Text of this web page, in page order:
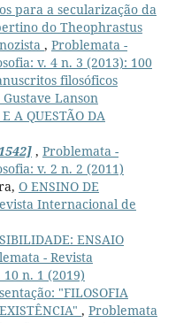
para a secularização da
do Theophrastus
, Problemata -
v. 4 n. 3 (2013): 100
filosóficos
Lanson
A QUESTÃO DA
, Problemata -
v. 2 n. 2 (2011)
O ENSINO DE
Internacional de
ENSAIO
- Revista
n. 1 (2019)
"FILOSOFIA
, Problemata